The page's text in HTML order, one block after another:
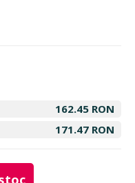
162.45 RON
171.47 RON